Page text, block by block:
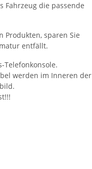
die passende
Produkten, sparen Sie
entfällt.
Telefonkonsole.
werden im Inneren der